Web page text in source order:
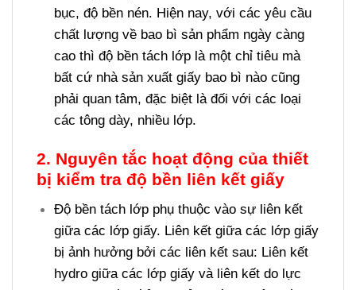
bục, độ bền nén. Hiện nay, với các yêu cầu
chất lượng về bao bì sản phẩm ngày càng
cao thì độ bền tách lớp là một chỉ tiêu mà
bất cứ nhà sản xuất giấy bao bì nào cũng
phải quan tâm, đặc biệt là đối với các loại
các tông dày, nhiều lớp.
2. Nguyên tắc hoạt động của thiết
bị kiểm tra độ bền liên kết giấy
Độ bền tách lớp phụ thuộc vào sự liên kết
giữa các lớp giấy. Liên kết giữa các lớp giấy
bị ảnh hưởng bởi các liên kết sau: Liên kết
hydro giữa các lớp giấy và liên kết do lực